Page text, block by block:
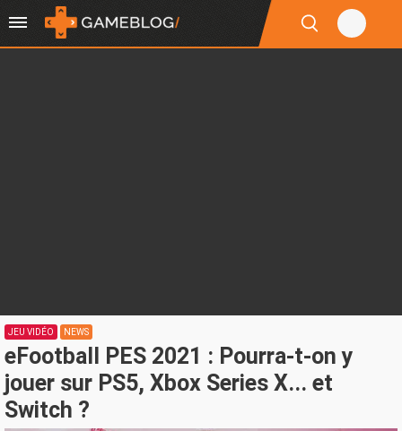
JEU VIDÉO NEWS
eFootball PES 2021 : Pourra-t-on y
jouer sur PS5, Xbox Series X... et
Switch ?